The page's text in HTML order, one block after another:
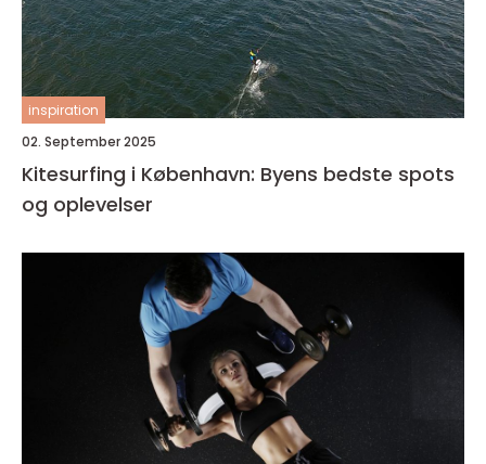
inspiration
02. September 2025
Kitesurfing i København: Byens bedste spots
og oplevelser